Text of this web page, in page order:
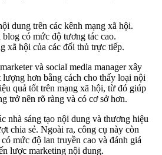
dung trên các kênh mạng xã hội.
có mức độ tương tác cao.
xã hội của các đối thủ trực tiếp.
và social media manager xây
hơn bằng cách cho thấy loại nội
quả tốt trên mạng xã hội, từ đó giúp
trở nên rõ ràng và có cơ sở hơn.
nhà sáng tạo nội dung và thương hiệu
chia sẻ. Ngoài ra, công cụ này còn
mức độ lan truyền cao và đánh giá
lược marketing nội dung.